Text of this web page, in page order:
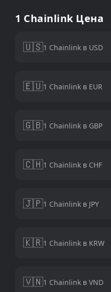
1 Chainlink Цена
🇺🇸1 Chainlink в USD
🇪🇺1 Chainlink в EUR
🇬🇧1 Chainlink в GBP
🇨🇭1 Chainlink в CHF
🇯🇵1 Chainlink в JPY
🇰🇷1 Chainlink в KRW
🇻🇳1 Chainlink в VND